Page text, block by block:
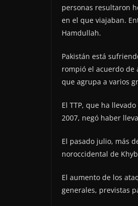
personas resultaron
en el que viajaban.
Hamdullah.
Pakistán está
rompió el acuerdo de
que agrupa a varios
El TTP, que ha
2007, negó haber
El pasado julio, más
noroccidental de
El aumento de los
generales, previstas